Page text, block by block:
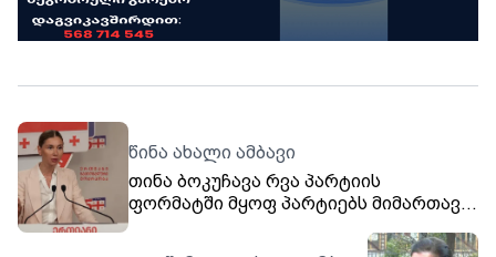
წინა ახალი ამბავი
თინა ბოკუჩავა რვა პარტიის
ფორმატში მყოფ პარტიებს მიმართავს,
ურთიერთობის დასრულების შესახებ